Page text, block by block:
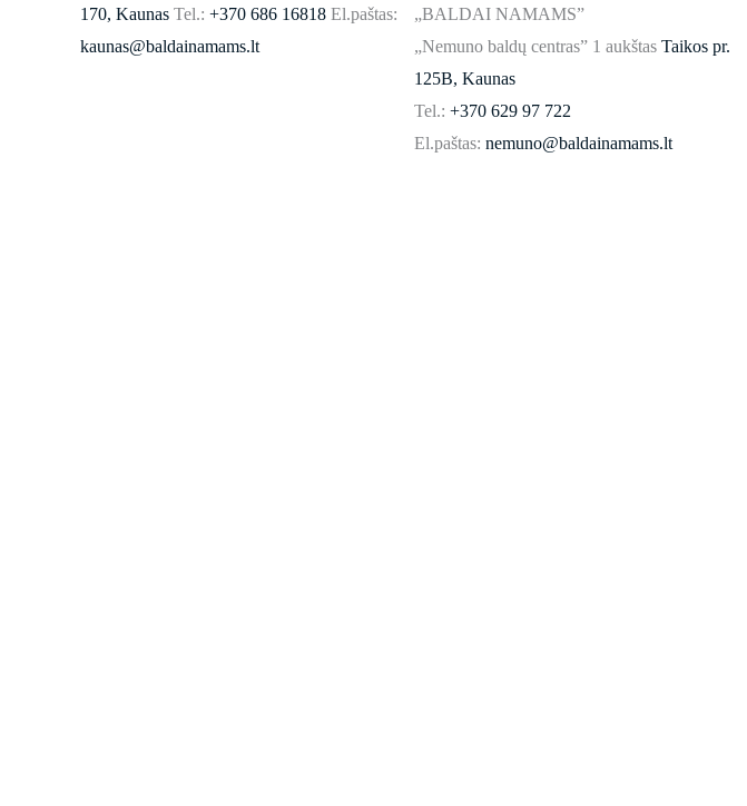
170, Kaunas Tel.: +370 686 16818 El.paštas:
kaunas@baldainamams.lt
„BALDAI NAMAMS”
„Nemuno baldų centras” 1 aukštas Taikos pr.
125B, Kaunas
Tel.: +370 629 97 722
El.paštas: nemuno@baldainamams.lt